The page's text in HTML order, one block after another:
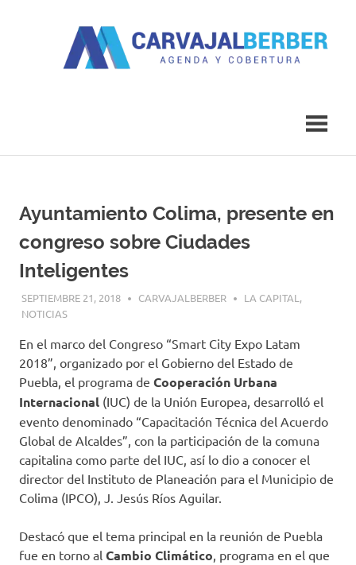
Ayuntamiento Colima, presente en
congreso sobre Ciudades
Inteligentes
SEPTIEMBRE 21, 2018 CARVAJALBERBER LA CAPITAL ,
NOTICIAS
En el marco del Congreso “Smart City Expo Latam
2018”, organizado por el Gobierno del Estado de
Puebla, el programa de Cooperación Urbana
Internacional (IUC) de la Unión Europea, desarrolló el
evento denominado “Capacitación Técnica del Acuerdo
Global de Alcaldes”, con la participación de la comuna
capitalina como parte del IUC, así lo dio a conocer el
director del Instituto de Planeación para el Municipio de
Colima (IPCO), J. Jesús Ríos Aguilar.
Destacó que el tema principal en la reunión de Puebla
fue en torno al Cambio Climático, programa en el que